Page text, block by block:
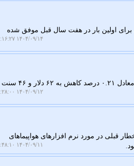
برای اولین بار در هفت سال قبل موفق شده
۱۴۰۴/۰۹/۱۴ ۱۱:۱۶:۲۷
کار در محل: قیمت هر بشکه نفت برنت دریای شمال امروز با ۱۳ سنت معادل ۰.۲۱ درصد کاهش به ۶۲ دلار و ۴۶ سنت
۱۴۰۴/۰۹/۱۲ ۱۰:۲۸:۰۰
قبلی در مورد نرم افزارهای هواپیماهای
۱۴۰۴/۰۹/۱۱ ۱۵:۴۸:۱۰